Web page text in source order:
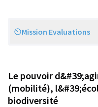
Scope
Mission Evaluations
Le pouvoir
(mobilité),
biodiversité